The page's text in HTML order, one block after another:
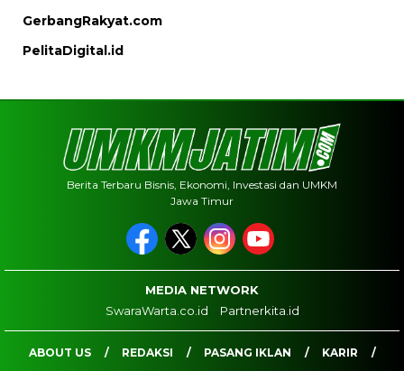
GerbangRakyat.com
PelitaDigital.id
Berita Terbaru Bisnis, Ekonomi, Investasi dan UMKM
Jawa Timur
MEDIA NETWORK
SwaraWarta.co.id
Partnerkita.id
ABOUT US REDAKSI PASANG IKLAN
KARIR